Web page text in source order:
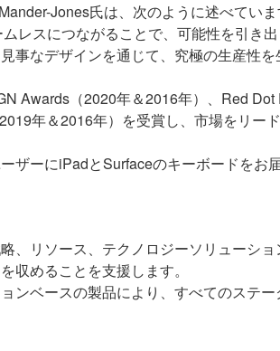
Jones氏は、次のように述べていま
レスにつながることで、可能性を引き
事なデザインを通じて、究極の生産性
Awards （2020年＆2016年）、 Red Dot
2019年＆2016年）を受賞し、市場をリー
ザーにiPadとSurfaceのキーボードをお
、リソース、テクノロジーソリューシ
収めることを支援します。
ンベースの製品により、すべてのステ